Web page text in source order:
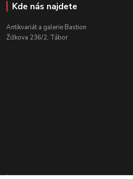
Kde nás najdete
Antikvariát a galerie Bastion
Žižkova 236/2, Tábor